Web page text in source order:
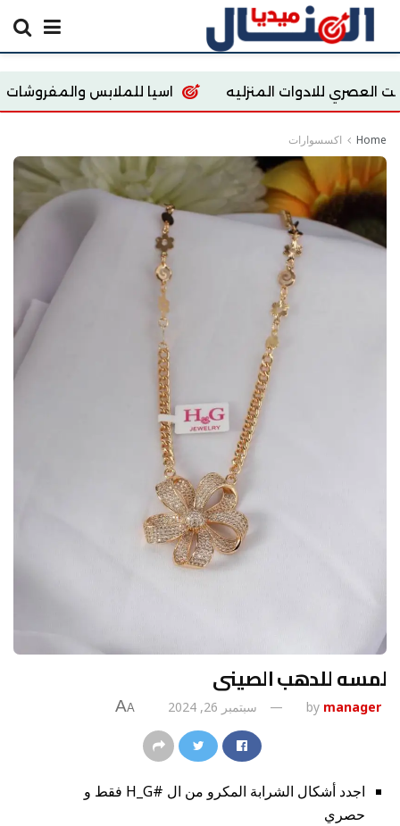
المنزليه اسيا للملابس والمفروشات store
Home اكسسوارات
لمسه للدهب الصينى
by manager سبتمبر 26, 2024 A
A
اجدد أشكال الشرابة المكرو من ال #H_G فقط و
حصري